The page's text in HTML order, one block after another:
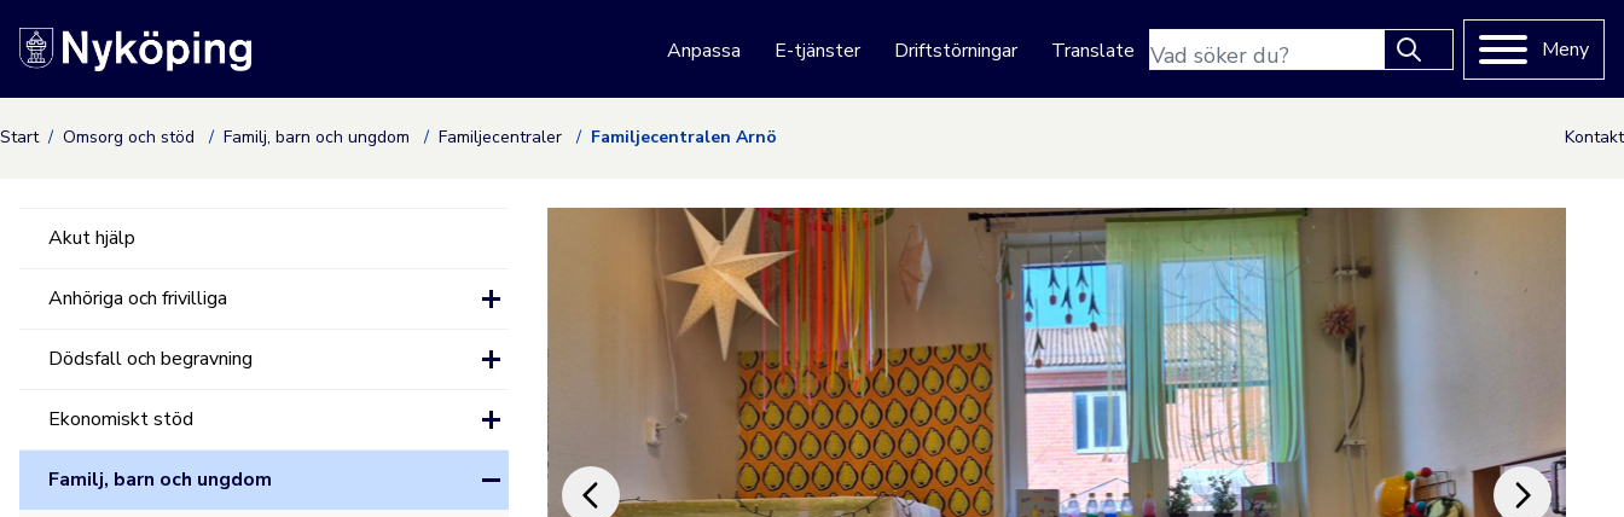
Hoppa till innehåll
Nyköpings kommuns webbplats
Anpassa E-tjänster Driftstörningar Translate
Sökfras
Meny
Start Omsorg och stöd Familj, barn och ungdom Familjecentraler Familjecentralen Arnö Kontakt
Akut hjälp
Anhöriga och frivilliga
Dödsfall och begravning
Ekonomiskt stöd
Familj, barn och ungdom